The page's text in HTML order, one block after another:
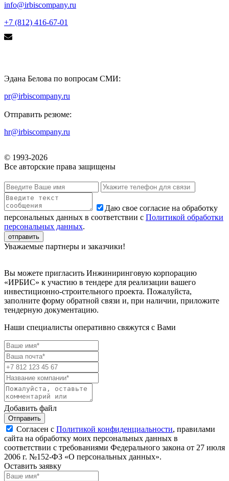
info@irbiscompany.ru
+7 (812) 416-67-01
Эдана Белова по вопросам СМИ:
pr@irbiscompany.ru
Отправить резюме:
hr@irbiscompany.ru
© 1993-2026
Все авторские права защищены
Даю свое согласие на обработку
персональных данных в соответствии с Политикой обработки
персональных данных.
Уважаемые партнеры и заказчики!
Вы можете пригласить Инжиниринговую корпорацию
«ИРБИС» к участию в тендере для реализации вашего
инвестиционно-строительного проекта. Пожалуйста,
заполните форму обратной связи и, при наличии, приложите
тендерную документацию.
Наши специалисты оперативно свяжутся с Вами
Добавить файл
Отправить
Согласен с Политикой конфиденциальности, правилами
сайта на обработку моих персональных данных в
соответствии с требованиями Федерального закона от 27 июля
2006 г. №152-ФЗ «О персональных данных».
Оставить заявку